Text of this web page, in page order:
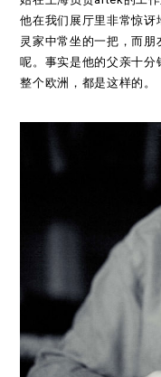
他在我们展厅里非常惊讶
灵家中常坐的一把，而
呢。事实是他的父亲十
整个欧洲，都是这样的。